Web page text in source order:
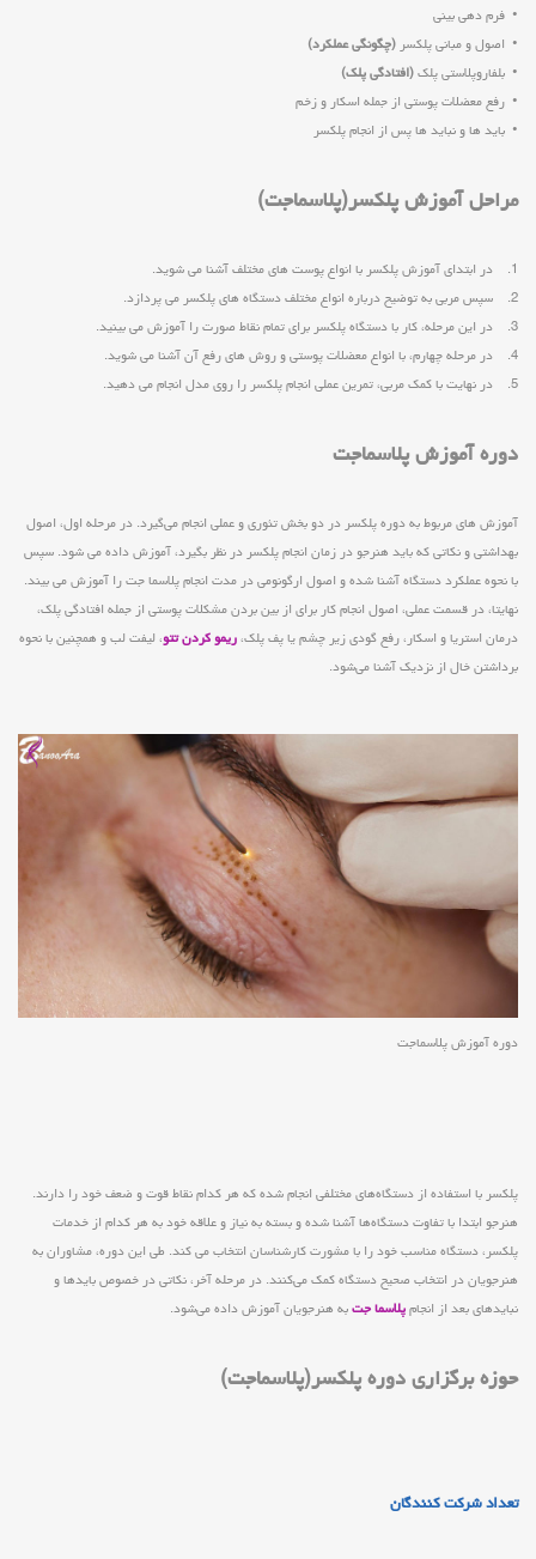
• فرم دهی بینی
• اصول و مبانی پلکسر (چگونگی عملکرد)
• بلفاروپلاستی پلک(افتادگی پلک)
• رفع معضلات پوستی از جمله اسکار و زخم
• باید ها و نباید ها پس از انجام پلکسر
مراحل آموزش پلکسر(پلاسماجت)
1. در ابتدای آموزش پلکسر با انواع پوست های مختلف آشنا می شوید.
2. سپس مربی به توضیح درباره انواع مختلف دستگاه های پلکسر می پردازد.
3. در این مرحله، کار با دستگاه پلکسر برای تمام نقاط صورت را آموزش می بینید.
4. در مرحله چهارم، با انواع معضلات پوستی و روش های رفع آن آشنا می شوید.
5. در نهایت با کمک مربی، تمرین عملی انجام پلکسر را روی مدل انجام می دهید.
دوره آموزش پلاسماجت
آموزش های مربوط به دوره پلکسر در دو بخش تئوری و عملی انجام می‌گیرد. در مرحله اول، اصول
بهداشتی و نکاتی که باید هنرجو در زمان انجام پلکسر در نظر بگیرد، آموزش داده می شود. سپس
با نحوه عملکرد دستگاه آشنا شده و اصول ارگونومی در مدت انجام پلاسما جت را آموزش می بیند.
نهایتا، در قسمت عملی، اصول انجام کار برای از بین بردن مشکلات پوستی از جمله افتادگی پلک،
درمان استریا و اسکار، رفع گودی زیر چشم یا پف پلک،ریمو کردن تتو، لیفت لب و همچنین با نحوه
برداشتن خال از نزدیک آشنا می‌شود.
دوره آموزش پلاسماجت
پلکسر با استفاده از دستگاه‌های مختلفی انجام شده که هر کدام نقاط قوت و ضعف خود را دارند.
هنرجو ابتدا با تفاوت دستگاه‌ها آشنا شده و بسته به نیاز و علاقه خود به هر کدام از خدمات
پلکسر، دستگاه مناسب خود را با مشورت کارشناسان انتخاب می کند. طی این دوره، مشاوران به
هنرجویان در انتخاب صحیح دستگاه کمک می‌کنند. در مرحله آخر، نکاتی در خصوص بایدها و
نبایدهای بعد از انجامپلاسما جتبه هنرجویان آموزش داده می‌شود.
حوزه برگزاری دوره پلکسر(پلاسماجت)
تعداد شرکت کنندگان